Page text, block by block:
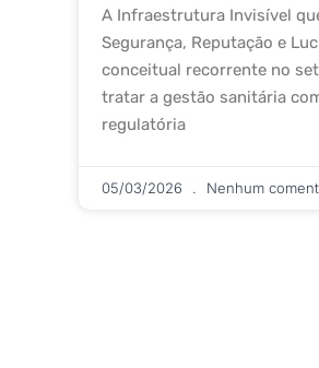
A Infraestrutura Invisível
Segurança, Reputação e
conceitual recorrente no
tratar a gestão sanitária
regulatória
05/03/2026 Nenhum